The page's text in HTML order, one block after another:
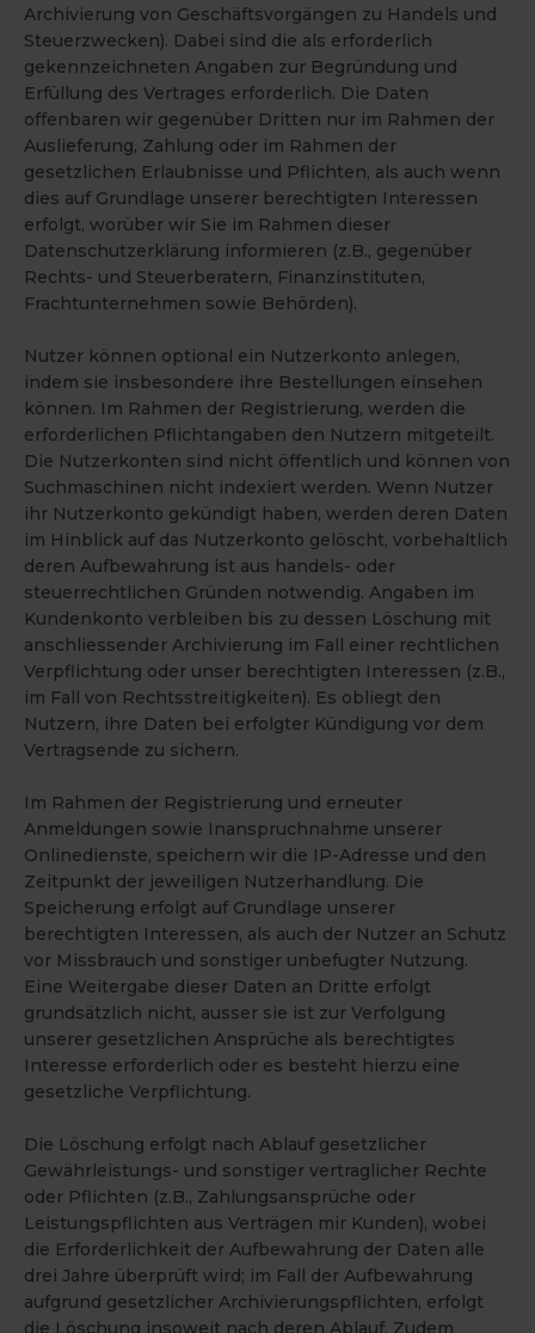
Archivierung von Geschäftsvorgängen zu Handels und
Steuerzwecken). Dabei sind die als erforderlich
gekennzeichneten Angaben zur Begründung und
Erfüllung des Vertrages erforderlich. Die Daten
offenbaren wir gegenüber Dritten nur im Rahmen der
Auslieferung, Zahlung oder im Rahmen der
gesetzlichen Erlaubnisse und Pflichten, als auch wenn
dies auf Grundlage unserer berechtigten Interessen
erfolgt, worüber wir Sie im Rahmen dieser
Datenschutzerklärung informieren (z.B., gegenüber
Rechts- und Steuerberatern, Finanzinstituten,
Frachtunternehmen sowie Behörden).
Nutzer können optional ein Nutzerkonto anlegen,
indem sie insbesondere ihre Bestellungen einsehen
können. Im Rahmen der Registrierung, werden die
erforderlichen Pflichtangaben den Nutzern mitgeteilt.
Die Nutzerkonten sind nicht öffentlich und können von
Suchmaschinen nicht indexiert werden. Wenn Nutzer
ihr Nutzerkonto gekündigt haben, werden deren Daten
im Hinblick auf das Nutzerkonto gelöscht, vorbehaltlich
deren Aufbewahrung ist aus handels- oder
steuerrechtlichen Gründen notwendig. Angaben im
Kundenkonto verbleiben bis zu dessen Löschung mit
anschliessender Archivierung im Fall einer rechtlichen
Verpflichtung oder unser berechtigten Interessen (z.B.,
im Fall von Rechtsstreitigkeiten). Es obliegt den
Nutzern, ihre Daten bei erfolgter Kündigung vor dem
Vertragsende zu sichern.
Im Rahmen der Registrierung und erneuter
Anmeldungen sowie Inanspruchnahme unserer
Onlinedienste, speichern wir die IP-Adresse und den
Zeitpunkt der jeweiligen Nutzerhandlung. Die
Speicherung erfolgt auf Grundlage unserer
berechtigten Interessen, als auch der Nutzer an Schutz
vor Missbrauch und sonstiger unbefugter Nutzung.
Eine Weitergabe dieser Daten an Dritte erfolgt
grundsätzlich nicht, ausser sie ist zur Verfolgung
unserer gesetzlichen Ansprüche als berechtigtes
Interesse erforderlich oder es besteht hierzu eine
gesetzliche Verpflichtung.
Die Löschung erfolgt nach Ablauf gesetzlicher
Gewährleistungs- und sonstiger vertraglicher Rechte
oder Pflichten (z.B., Zahlungsansprüche oder
Leistungspflichten aus Verträgen mir Kunden), wobei
die Erforderlichkeit der Aufbewahrung der Daten alle
drei Jahre überprüft wird; im Fall der Aufbewahrung
aufgrund gesetzlicher Archivierungspflichten, erfolgt
die Löschung insoweit nach deren Ablauf. Zudem